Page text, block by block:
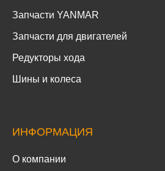
Запчасти YANMAR
Запчасти для двигателей
Редукторы хода
Шины и колеса
ИНФОРМАЦИЯ
О компании